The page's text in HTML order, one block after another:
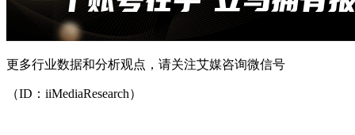
更多行业数据和分析观点，请关注艾媒咨询微信号
（ID：iiMediaResearch）